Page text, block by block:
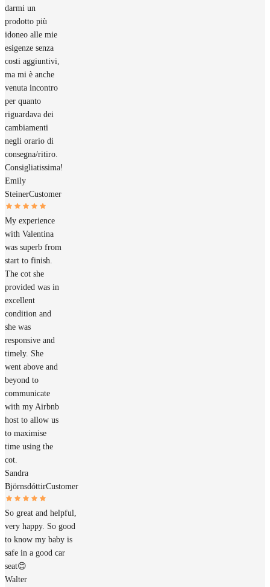
darmi un
prodotto più
idoneo alle mie
esigenze senza
costi aggiuntivi,
ma mi è anche
venuta incontro
per quanto
riguardava dei
cambiamenti
negli orario di
consegna/ritiro.
Consigliatissima!
Emily
SteinerCustomer
My experience
with Valentina
was superb from
start to finish.
The cot she
provided was in
excellent
condition and
she was
responsive and
timely. She
went above and
beyond to
communicate
with my Airbnb
host to allow us
to maximise
time using the
cot.
Sandra
BjörnsdóttirCustomer
So great and helpful,
very happy. So good
to know my baby is
safe in a good car
seat😊
Walter